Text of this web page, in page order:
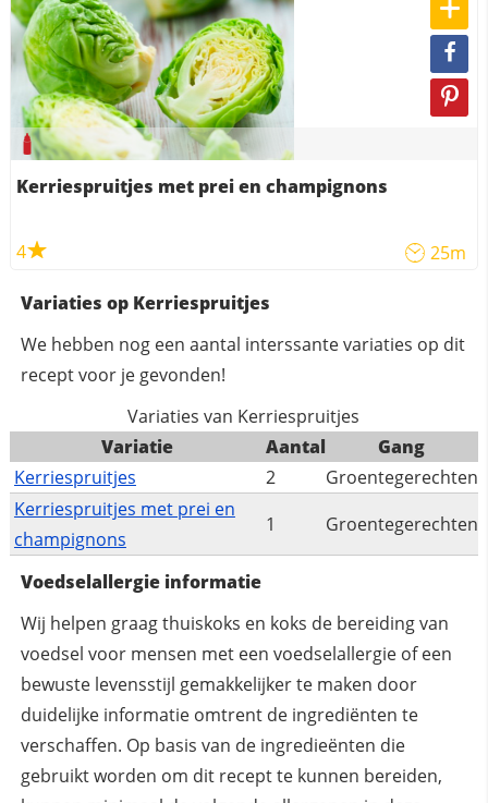
Kerriespruitjes met prei en champignons
4 25m
Variaties op Kerriespruitjes
We hebben nog een aantal interssante variaties op dit
recept voor je gevonden!
Variaties van Kerriespruitjes
Variatie
Aantal
Gang
Kerriespruitjes
2
Groentegerechten
Kerriespruitjes met prei en
champignons
1 Groentegerechten
Voedselallergie informatie
Wij helpen graag thuiskoks en koks de bereiding van
voedsel voor mensen met een voedselallergie of een
bewuste levensstijl gemakkelijker te maken door
duidelijke informatie omtrent de ingrediënten te
verschaffen. Op basis van de ingredieënten die
gebruikt worden om dit recept te kunnen bereiden,